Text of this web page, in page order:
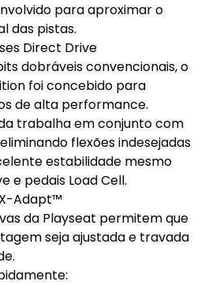
para aproximar o
das pistas.
Direct Drive
dobráveis convencionais, o
foi concebido para
de alta performance.
trabalha em conjunto com
flexões indesejadas
estabilidade mesmo
e pedais Load Cell.
Adapt™
da Playseat permitem que
seja ajustada e travada